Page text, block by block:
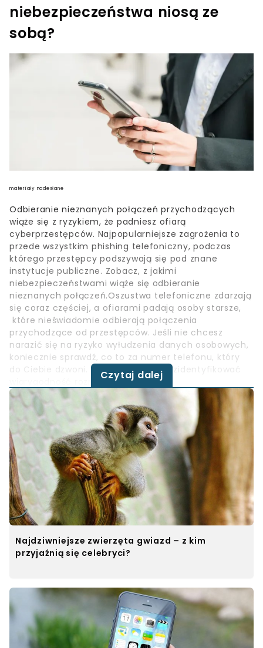
niebezpieczeństwa niosą ze
sobą?
materiały nadesłane
Odbieranie nieznanych połączeń przychodzących
wiąże się z ryzykiem, że padniesz ofiarą
cyberprzestępców. Najpopularniejsze zagrożenia to
przede wszystkim phishing telefoniczny, podczas
którego przestępcy podszywają się pod znane
instytucje publiczne. Zobacz, z jakimi
niebezpieczeństwami wiąże się odbieranie
nieznanych połączeń.Oszustwa telefoniczne zdarzają
się coraz częściej, a ofiarami padają osoby starsze,
które nieświadomie odbierają połączenia
przychodzące od przestępców. Jeśli nie chcesz
narazić się na ryzyko wyłudzenia danych osobowych,
koniecznie sprawdź, co to za numer telefonu, który
do Ciebie dzwoni. To podstawa, aby zidentyfikować
wiarygodność rozmówcy.Czytaj dalej
Najdziwniejsze zwierzęta gwiazd – z kim
przyjaźnią się celebryci?